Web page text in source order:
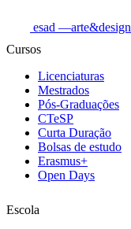
esad —arte&design
Cursos
Licenciaturas
Mestrados
Pós-Graduações
CTeSP
Curta Duração
Bolsas de estudo
Erasmus+
Open Days
Escola